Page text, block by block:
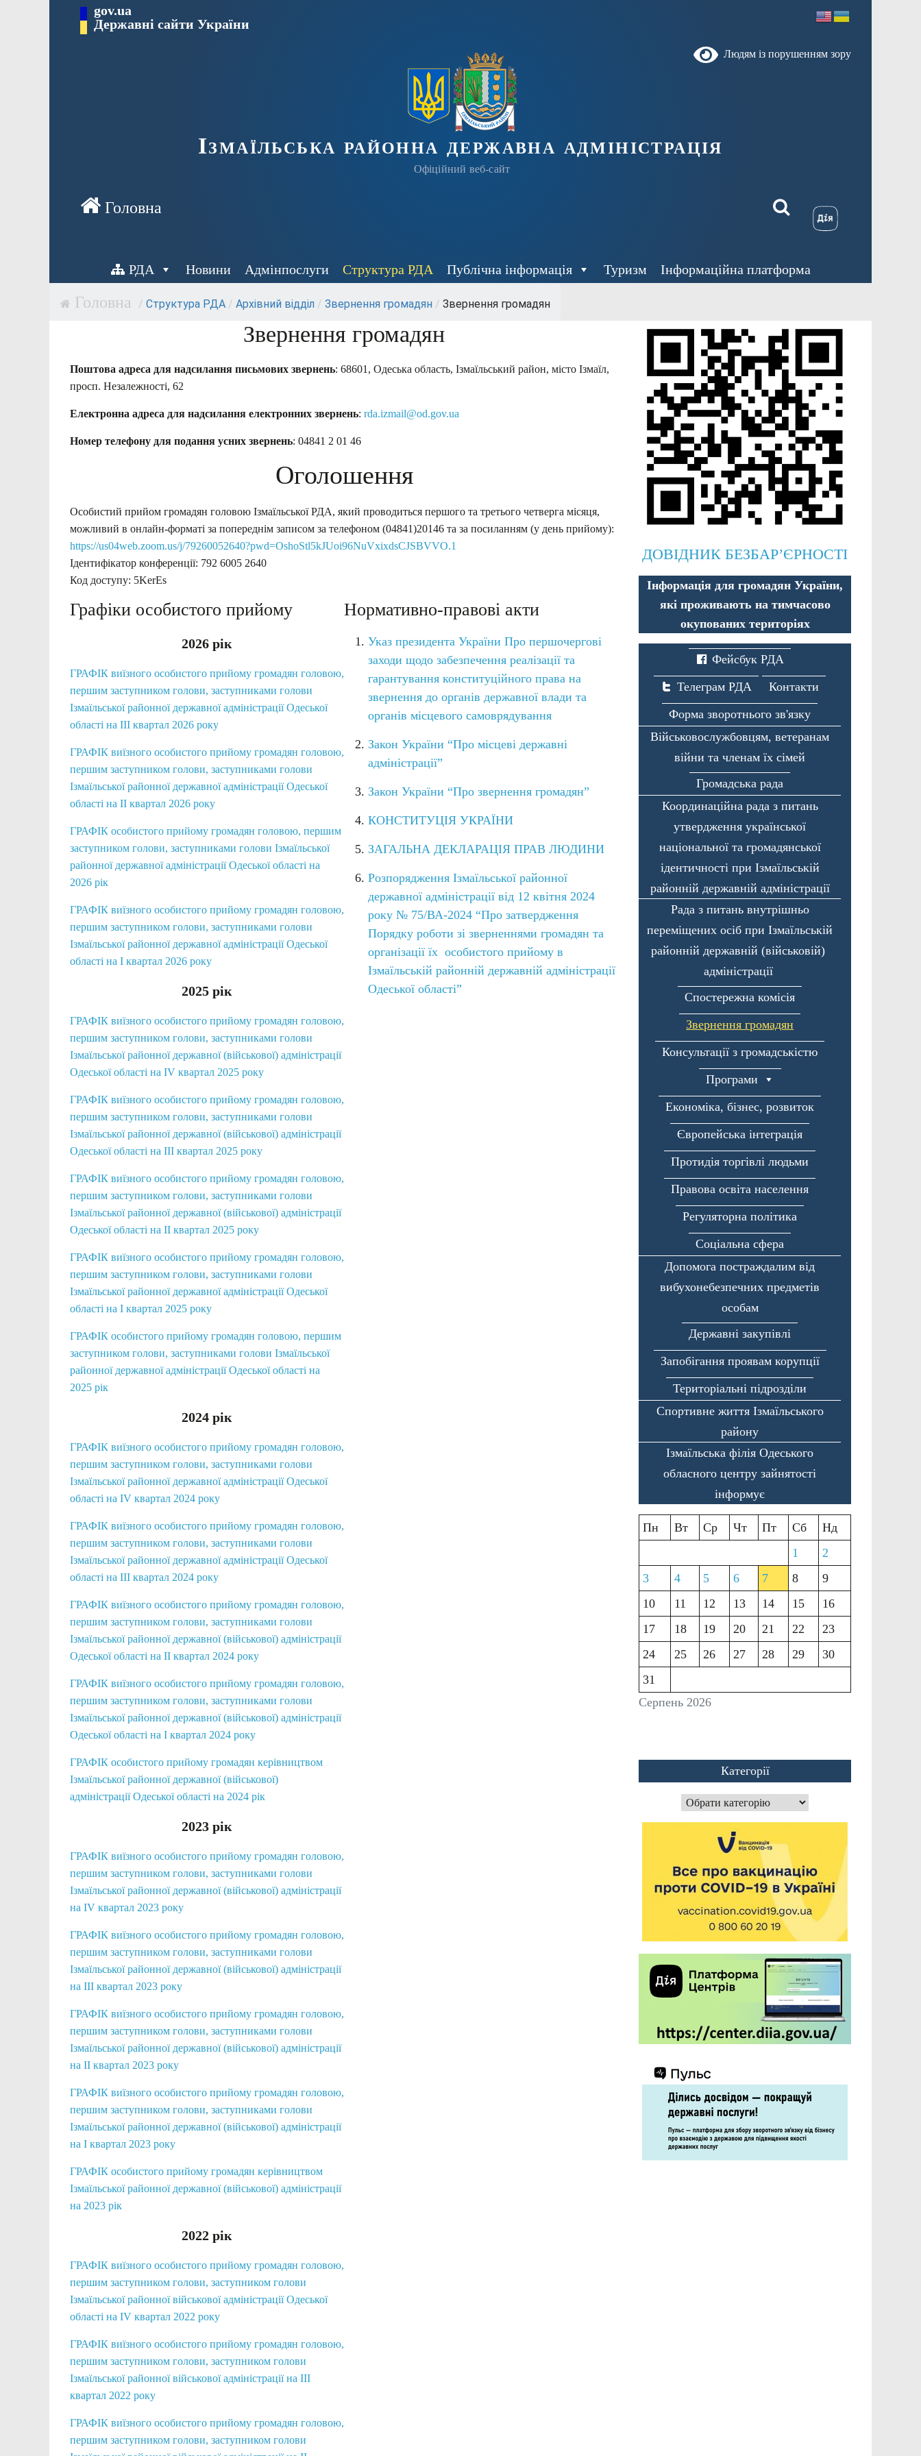
gov.ua
Державні сайти України
Людям із порушенням зору
Ізмаїльська районна державна адміністрація
Офіційний веб-сайт
РДА Новини Адмінпослуги Структура РДА Публічна інформація Туризм Інформаційна платформа
/ Структура РДА / Архівний відділ / Звернення громадян / Звернення громадян
Звернення громадян
Поштова адреса для надсилання письмових звернень: 68601, Одеська область, Ізмаїльський район, місто Ізмаїл,
просп. Незалежності, 62
Електронна адреса для надсилання електронних звернень: rda.izmail@od.gov.ua
Номер телефону для подання усних звернень: 04841 2 01 46
Оголошення
Особистий прийом громадян головою Ізмаїльської РДА, який проводиться першого та третього четверга місяця,
можливий в онлайн-форматі за попереднім записом за телефоном (04841)20146 та за посиланням (у день прийому):
https://us04web.zoom.us/j/79260052640?pwd=OshoStl5kJUoi96NuVxixdsCJSBVVO.1
Ідентифікатор конференції: 792 6005 2640
Код доступу: 5KerEs
Графіки особистого прийому
2026 рік
ГРАФІК виїзного особистого прийому громадян головою,
першим заступником голови, заступниками голови
Ізмаїльської районної державної адміністрації Одеської
області на IІІ квартал 2026 року
ГРАФІК виїзного особистого прийому громадян головою,
першим заступником голови, заступниками голови
Ізмаїльської районної державної адміністрації Одеської
області на II квартал 2026 року
ГРАФІК особистого прийому громадян головою, першим
заступником голови, заступниками голови Ізмаїльської
районної державної адміністрації Одеської області на
2026 рік
ГРАФІК виїзного особистого прийому громадян головою,
першим заступником голови, заступниками голови
Ізмаїльської районної державної адміністрації Одеської
області на І квартал 2026 року
2025 рік
ГРАФІК виїзного особистого прийому громадян головою,
першим заступником голови, заступниками голови
Ізмаїльської районної державної (військової) адміністрації
Одеської області на IV квартал 2025 року
ГРАФІК виїзного особистого прийому громадян головою,
першим заступником голови, заступниками голови
Ізмаїльської районної державної (військової) адміністрації
Одеської області на III квартал 2025 року
ГРАФІК виїзного особистого прийому громадян головою,
першим заступником голови, заступниками голови
Ізмаїльської районної державної (військової) адміністрації
Одеської області на II квартал 2025 року
ГРАФІК виїзного особистого прийому громадян головою,
першим заступником голови, заступниками голови
Ізмаїльської районної державної адміністрації Одеської
області на І квартал 2025 року
ГРАФІК особистого прийому громадян головою, першим
заступником голови, заступниками голови Ізмаїльської
районної державної адміністрації Одеської області на
2025 рік
2024 рік
ГРАФІК виїзного особистого прийому громадян головою,
першим заступником голови, заступниками голови
Ізмаїльської районної державної адміністрації Одеської
області на IV квартал 2024 року
ГРАФІК виїзного особистого прийому громадян головою,
першим заступником голови, заступниками голови
Ізмаїльської районної державної адміністрації Одеської
області на III квартал 2024 року
ГРАФІК виїзного особистого прийому громадян головою,
першим заступником голови, заступниками голови
Ізмаїльської районної державної (військової) адміністрації
Одеської області на II квартал 2024 року
ГРАФІК виїзного особистого прийому громадян головою,
першим заступником голови, заступниками голови
Ізмаїльської районної державної (військової) адміністрації
Одеської області на І квартал 2024 року
ГРАФІК особистого прийому громадян керівництвом
Ізмаїльської районної державної (військової)
адміністрації Одеської області на 2024 рік
2023 рік
ГРАФІК виїзного особистого прийому громадян головою,
першим заступником голови, заступниками голови
Ізмаїльської районної державної (військової) адміністрації
на IV квартал 2023 року
ГРАФІК виїзного особистого прийому громадян головою,
першим заступником голови, заступниками голови
Ізмаїльської районної державної (військової) адміністрації
на IІІ квартал 2023 року
ГРАФІК виїзного особистого прийому громадян головою,
першим заступником голови, заступниками голови
Ізмаїльської районної державної (військової) адміністрації
на IІ квартал 2023 року
ГРАФІК виїзного особистого прийому громадян головою,
першим заступником голови, заступниками голови
Ізмаїльської районної державної (військової) адміністрації
на I квартал 2023 року
ГРАФІК особистого прийому громадян керівництвом
Ізмаїльської районної державної (військової) адміністрації
на 2023 рік
2022 рік
ГРАФІК виїзного особистого прийому громадян головою,
першим заступником голови, заступником голови
Ізмаїльської районної військової адміністрації Одеської
області на IV квартал 2022 року
ГРАФІК виїзного особистого прийому громадян головою,
першим заступником голови, заступником голови
Ізмаїльської районної військової адміністрації на III
квартал 2022 року
ГРАФІК виїзного особистого прийому громадян головою,
першим заступником голови, заступником голови
Нормативно-правові акти
Указ президента України Про першочергові
заходи щодо забезпечення реалізації та
гарантування конституційного права на
звернення до органів державної влади та
органів місцевого самоврядування
Закон України “Про місцеві державні
адміністрації”
Закон України “Про звернення громадян”
КОНСТИТУЦІЯ УКРАЇНИ
ЗАГАЛЬНА ДЕКЛАРАЦІЯ ПРАВ ЛЮДИНИ
Розпорядження Ізмаїльської районної
державної адміністрації від 12 квітня 2024
року № 75/ВА-2024 “Про затвердження
Порядку роботи зі зверненнями громадян та
організації їх особистого прийому в
Ізмаїльській районній державній адміністрації
Одеської області”
ДОВІДНИК БЕЗБАР’ЄРНОСТІ
Інформація для громадян України,
які проживають на тимчасово
окупованих територіях
Фейсбук РДА
Телеграм РДА
Контакти
Форма зворотнього зв'язку
Військовослужбовцям, ветеранам
війни та членам їх сімей
Громадська рада
Координаційна рада з питань
утвердження української
національної та громадянської
ідентичності при Ізмаїльській
районній державній адміністрації
Рада з питань внутрішньо
переміщених осіб при Ізмаїльській
районній державній (військовій)
адміністрації
Спостережна комісія
Звернення громадян
Консультації з громадськістю
Програми
Економіка, бізнес, розвиток
Європейська інтеграція
Протидія торгівлі людьми
Правова освіта населення
Регуляторна політика
Соціальна сфера
Допомога постраждалим від
вибухонебезпечних предметів
особам
Державні закупівлі
Запобігання проявам корупції
Територіальні підрозділи
Спортивне життя Ізмаїльського
району
Ізмаїльська філія Одеського
обласного центру зайнятості
інформує
Серпень 2026
Пн Вт Ср Чт Пт Сб
Нд
1
2
3
4 5 6 7 8
9
10
11 12 13 14 15
16
17
18 19 20 21 22
23
24
25 26 27 28 29
30
31
Категорії
Категорії